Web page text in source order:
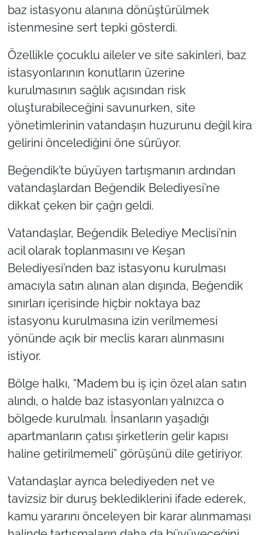
baz istasyonu alanına dönüştürülmek
istenmesine sert tepki gösterdi.
Özellikle çocuklu aileler ve site sakinleri, baz
istasyonlarının konutların üzerine
kurulmasının sağlık açısından risk
oluşturabileceğini savunurken, site
yönetimlerinin vatandaşın huzurunu değil kira
gelirini öncelediğini öne sürüyor.
Beğendik’te büyüyen tartışmanın ardından
vatandaşlardan Beğendik Belediyesi’ne
dikkat çeken bir çağrı geldi.
Vatandaşlar, Beğendik Belediye Meclisi’nin
acil olarak toplanmasını ve Keşan
Belediyesi’nden baz istasyonu kurulması
amacıyla satın alınan alan dışında, Beğendik
sınırları içerisinde hiçbir noktaya baz
istasyonu kurulmasına izin verilmemesi
yönünde açık bir meclis kararı alınmasını
istiyor.
Bölge halkı, “Madem bu iş için özel alan satın
alındı, o halde baz istasyonları yalnızca o
bölgede kurulmalı. İnsanların yaşadığı
apartmanların çatısı şirketlerin gelir kapısı
haline getirilmemeli” görüşünü dile getiriyor.
Vatandaşlar ayrıca belediyeden net ve
tavizsiz bir duruş beklediklerini ifade ederek,
kamu yararını önceleyen bir karar alınmaması